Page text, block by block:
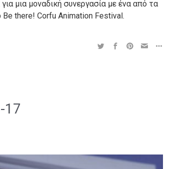
μια μοναδική συνεργασία με ένα από τα
there! Corfu Animation Festival.
17